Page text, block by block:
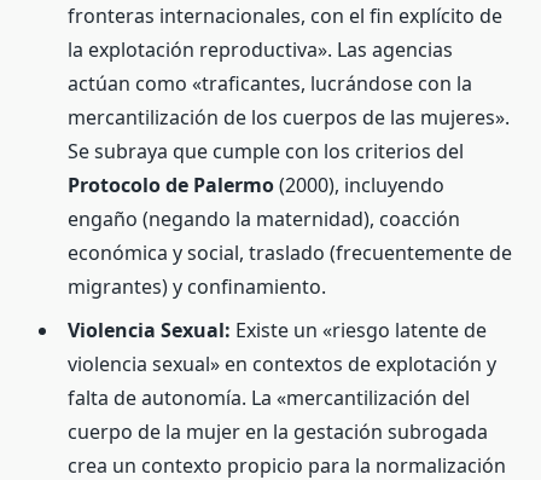
fronteras internacionales, con el fin explícito de
la explotación reproductiva». Las agencias
actúan como «traficantes, lucrándose con la
mercantilización de los cuerpos de las mujeres».
Se subraya que cumple con los criterios del
Protocolo de Palermo(2000), incluyendo
engaño (negando la maternidad), coacción
económica y social, traslado (frecuentemente de
migrantes) y confinamiento.
Violencia Sexual: Existe un «riesgo latente de
violencia sexual» en contextos de explotación y
falta de autonomía. La «mercantilización del
cuerpo de la mujer en la gestación subrogada
crea un contexto propicio para la normalización